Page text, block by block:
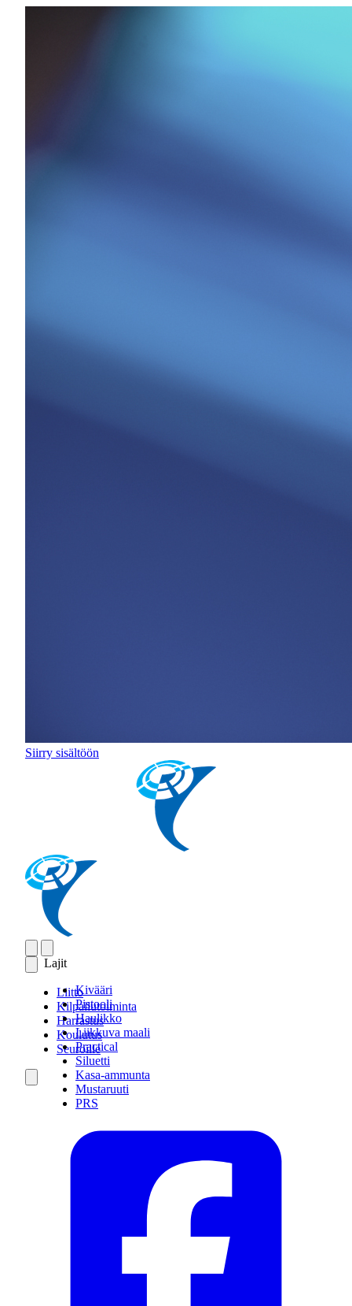
Siirry sisältöön
Lajit
Kivääri
Pistooli
Haulikko
Liikkuva maali
Practical
Siluetti
Kasa-ammunta
Mustaruuti
PRS
Liitto
Kilpailutoiminta
Harrastus
Koulutus
Seuroille